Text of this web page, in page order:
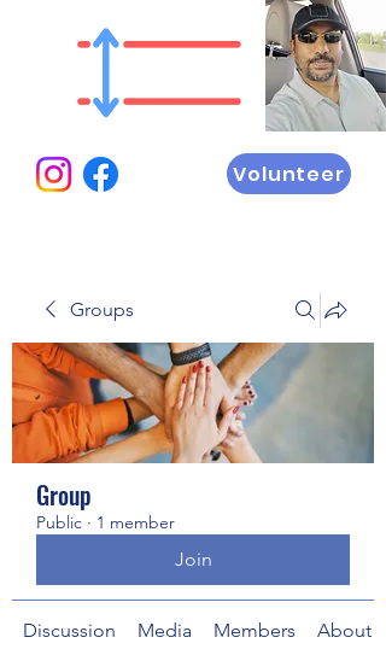
Volunteer
Groups
Group
Public · 1 member
Join
Discussion Media Members About